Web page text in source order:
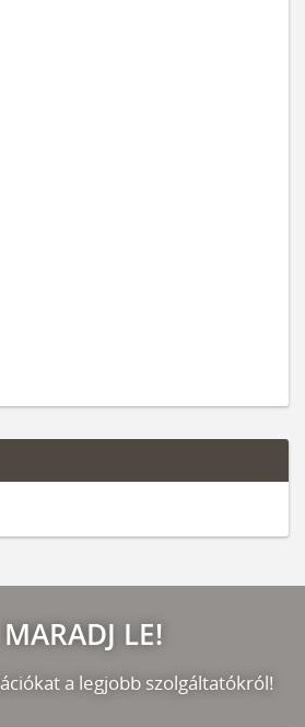
LE!
a legjobb szolgáltatókról!